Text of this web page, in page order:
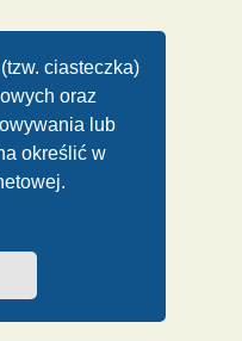
ciasteczka)
oraz
lub
określić w